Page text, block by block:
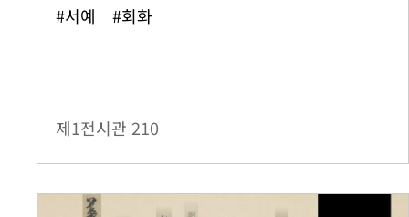
#서예 #회화
제1전시관 210